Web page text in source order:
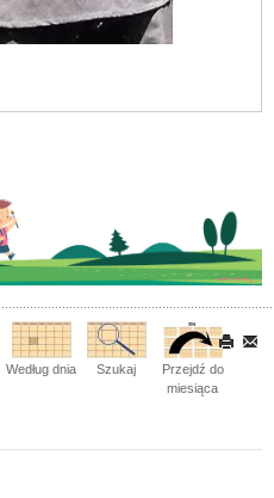
Według dnia Szukaj
Przejdź do
miesiąca